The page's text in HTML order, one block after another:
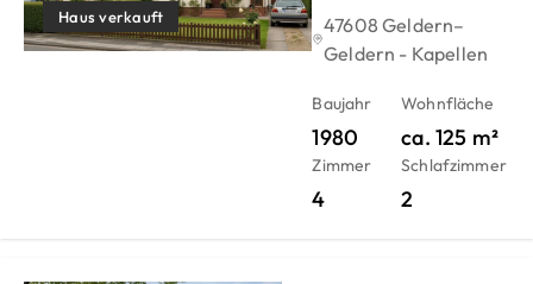
Haus verkauft
47608 Geldern–
Geldern - Kapellen
Baujahr
1980
Wohnfläche
ca. 125 m²
Zimmer
4
Schlafzimmer
2